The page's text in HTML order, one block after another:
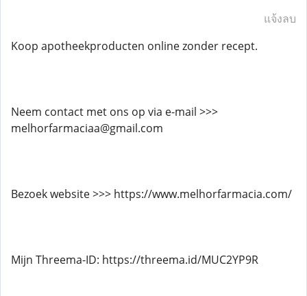
แจ้งลบ
Koop apotheekproducten online zonder recept.
Neem contact met ons op via e-mail >>>
melhorfarmaciaa@gmail.com
Bezoek website >>> https://www.melhorfarmacia.com/
Mijn Threema-ID: https://threema.id/MUC2YP9R